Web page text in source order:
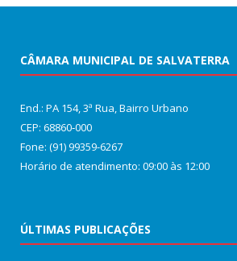
CÂMARA MUNICIPAL DE SALVATERRA
End.: PA 154, 3ª Rua, Bairro Urbano
CEP: 68860‑000
Fone: (91) 99359-6267
Horário de atendimento: 09:00 às 12:00
ÚLTIMAS PUBLICAÇÕES